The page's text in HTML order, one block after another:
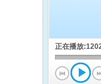
正在播放: